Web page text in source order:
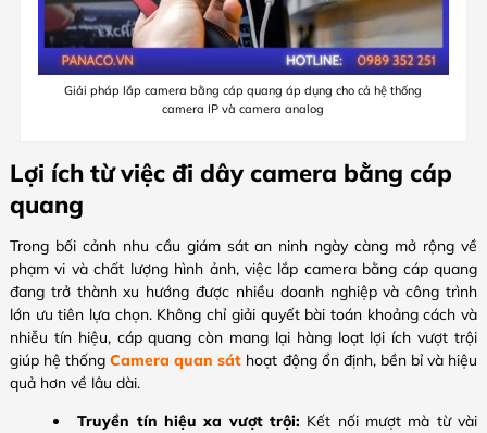
Giải pháp lắp camera bằng cáp quang áp dụng cho cả hệ thống
camera IP và camera analog
Lợi ích từ việc đi dây camera bằng cáp
quang
Trong bối cảnh nhu cầu giám sát an ninh ngày càng mở rộng về
phạm vi và chất lượng hình ảnh, việc lắp camera bằng cáp quang
đang trở thành xu hướng được nhiều doanh nghiệp và công trình
lớn ưu tiên lựa chọn. Không chỉ giải quyết bài toán khoảng cách và
nhiễu tín hiệu, cáp quang còn mang lại hàng loạt lợi ích vượt trội
giúp hệ thốngCamera quan sát hoạt động ổn định, bền bỉ và hiệu
quả hơn về lâu dài.
Truyền tín hiệu xa vượt trội: Kết nối mượt mà từ vài